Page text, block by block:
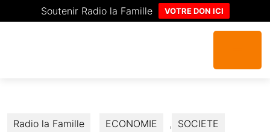
Soutenir Radio la Famille VOTRE DON ICI
Radio la Famille ECONOMIE , SOCIETE